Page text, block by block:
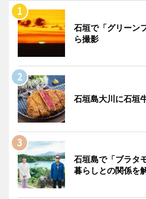
石垣で「グリーン
ら撮影
石垣島大川に石垣
石垣島で「ブラタ
暮らしとの関係を